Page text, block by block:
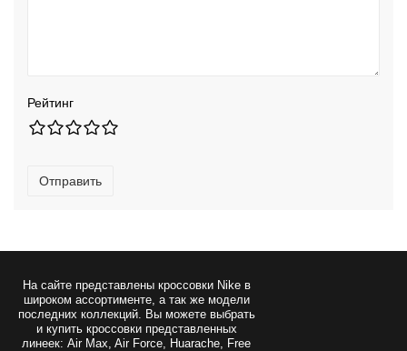
Рейтинг
Отправить
На сайте представлены кроссовки Nikeв
широком ассортименте, а так же модели
последних коллекций. Вы можете выбрать
и купить кроссовки представленных
линеек: Air Max, Air Force, Huarache, Free